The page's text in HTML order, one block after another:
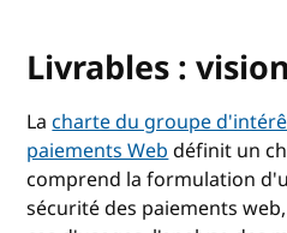
Livrables :
Lacharte du groupe
paiements Webdéfinit un
comprend la formulation
sécurité des paiements